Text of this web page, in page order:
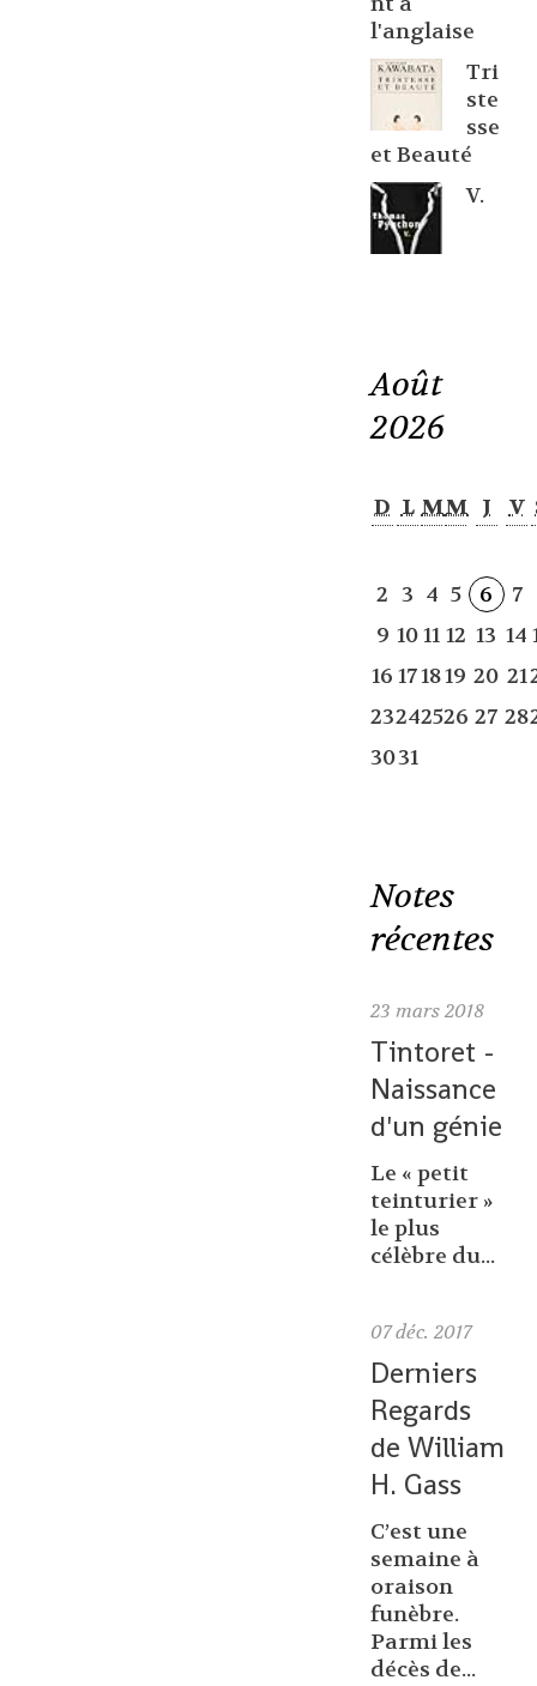
l'anglaise
Tri
ste
sse
et Beauté
V.
Août
2026
D L MM J V
2 3 4 5 6 7
9 1011 12 13 14
16 171819 20 21
23242526 27 28
3031
Notes
récentes
23 mars 2018
Tintoret -
Naissance
d'un génie
Le « petit
teinturier »
le plus
célèbre du...
07 déc. 2017
Derniers
Regards
de William
H. Gass
C’est une
semaine à
oraison
funèbre.
Parmi les
décès de...